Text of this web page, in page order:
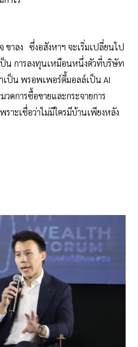
ขาลง ซึ่งอสังหาฯ จะเริ่มเปลี่ยนไป
ป็น การลงทุนเหมือนหนึ่งตัวที่บริษัท
ป็น พรอพเพอร์ตี้มอลล์เป็น AI
ดการซื้อขายและกระจายการ
ราะเชื่อว่าไม่มีใครมีบ้านเพียงหลัง